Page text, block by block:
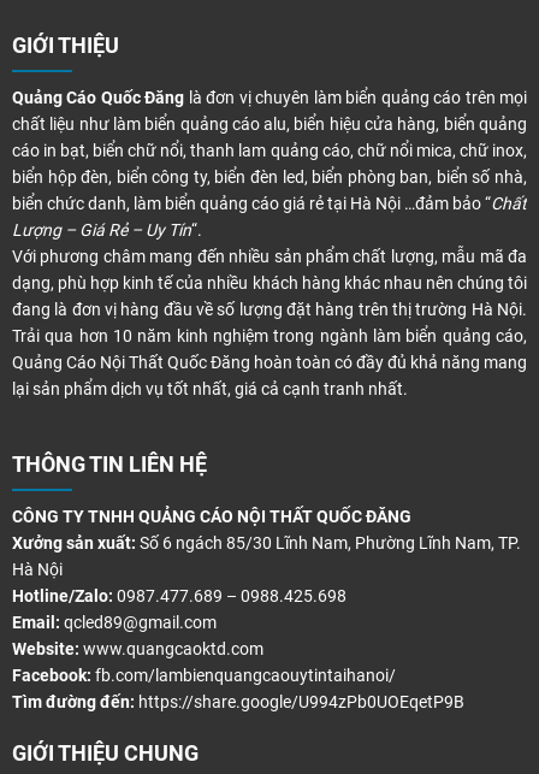
GIỚI THIỆU
Quảng Cáo Quốc Đăng là đơn vị chuyên làm biển quảng cáo trên mọi
chất liệu như làm biển quảng cáo alu, biển hiệu cửa hàng, biển quảng
cáo in bạt, biển chữ nổi, thanh lam quảng cáo, chữ nổi mica, chữ inox,
biển hộp đèn, biển công ty, biển đèn led, biển phòng ban, biển số nhà,
biển chức danh, làm biển quảng cáo giá rẻ tại Hà Nội …đảm bảo “Chất
Lượng – Giá Rẻ – Uy Tín“.
Với phương châm mang đến nhiều sản phẩm chất lượng, mẫu mã đa
dạng, phù hợp kinh tế của nhiều khách hàng khác nhau nên chúng tôi
đang là đơn vị hàng đầu về số lượng đặt hàng trên thị trường Hà Nội.
Trải qua hơn 10 năm kinh nghiệm trong ngành làm biển quảng cáo,
Quảng Cáo Nội Thất Quốc Đăng hoàn toàn có đầy đủ khả năng mang
lại sản phẩm dịch vụ tốt nhất, giá cả cạnh tranh nhất.
THÔNG TIN LIÊN HỆ
CÔNG TY TNHH QUẢNG CÁO NỘI THẤT QUỐC ĐĂNG
Xưởng sản xuất: Số 6 ngách 85/30 Lĩnh Nam, Phường Lĩnh Nam, TP.
Hà Nội
Hotline/Zalo: 0987.477.689 – 0988.425.698
Email: qcled89@gmail.com
Website: www.quangcaoktd.com
Facebook: fb.com/lambienquangcaouytintaihanoi/
Tìm đường đến: https://share.google/U994zPb0UOEqetP9B
GIỚI THIỆU CHUNG